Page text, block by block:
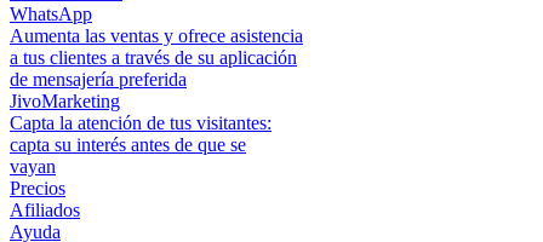
WhatsApp
Aumenta las ventas y ofrece asistencia
a tus clientes a través de su aplicación
de mensajería preferida
JivoMarketing
Capta la atención de tus visitantes:
capta su interés antes de que se
vayan
Precios
Afiliados
Ayuda